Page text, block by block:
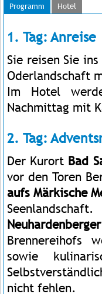
Programm Hotel
1. Tag: Anreise
Sie reisen Sie
Oderlandschaft
Im Hotel
Nachmittag mit
2. Tag:
Der Kurort Bad
vor den Toren
aufs Märkische
Seenlandschaft.
Brennereihofs
sowie
nicht fehlen.